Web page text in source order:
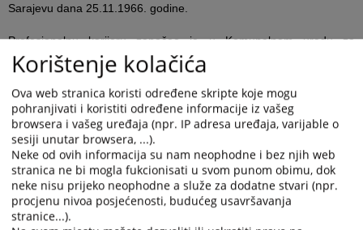
Sarajevu dana 25.11.1966. godine.
Profesionalnu karijeru započeo je u Komunalnom uredu za
socijalno osiguranje Zenica 1966. godine nakon čega je 1971.
godine počeo raditi u SIZ MIO BiH Filijala Zenica, te od 1972.
godine u SIZ zdravstvene skrbi Zenica na poslovima visoke stručne
spreme.
U Osnovnom sudu udruženog rada Zenica radio je u periodu od
1.4.1984. godine do 30.6.1992. godine.
Pred Povjerenstvom za polaganje pravosudnog ispita Republičkog
tajništva za pravosuđe i administraciju Sarajevo položio je
pravosudni ispit dana 21.10.1991. godine.
Korištenje kolačića
Ova web stranica koristi određene skripte koje mogu
pohranjivati i koristiti određene informacije iz vašeg
browsera i vašeg uređaja (npr. IP adresa uređaja, varijable o
sesiji unutar browsera, ...).
Neke od ovih informacija su nam neophodne i bez njih web
stranica ne bi mogla fukcionisati u svom punom obimu, dok
neke nisu prijeko neophodne a služe za dodatne stvari (npr.
procjenu nivoa posjećenosti, budućeg usavršavanja
stranice...).